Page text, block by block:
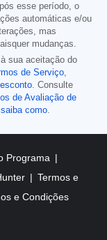
esse período, o
automáticas e/ou
mas
mudanças.
sua aceitação do
de Serviço
. Consulte
de Avaliação de
saiba como
Programa
Termos e
e Condições